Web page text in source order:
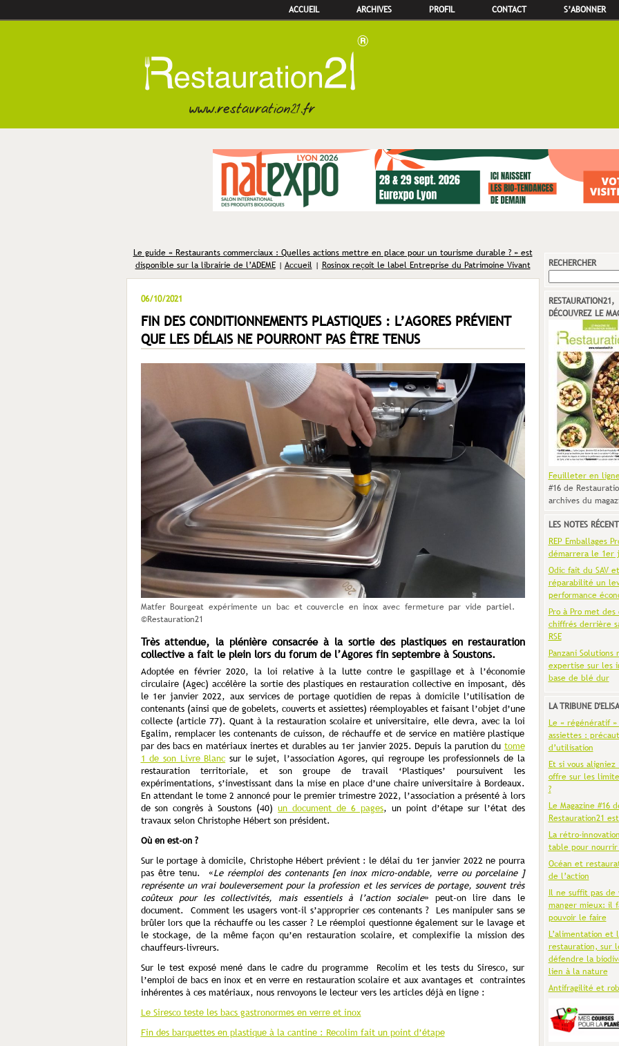
ACCUEIL ARCHIVES PROFIL CONTACT S’ABONNER
Le guide « Restaurants commerciaux : Quelles actions mettre en place pour un tourisme durable ? » est
disponible sur la librairie de l’ADEME| Accueil | Rosinox reçoit le label Entreprise du Patrimoine Vivant
06/10/2021
FIN DES CONDITIONNEMENTS PLASTIQUES : L’AGORES PRÉVIENT
QUE LES DÉLAIS NE POURRONT PAS ÊTRE TENUS
Matfer Bourgeat expérimente un bac et couvercle en inox avec fermeture par vide partiel.
©Restauration21
Très attendue, la plénière consacrée à la sortie des plastiques en restauration
collective a fait le plein lors du forum de l’Agores fin septembre à Soustons.
Adoptée en février 2020, la loi relative à la lutte contre le gaspillage et à l’économie
circulaire (Agec) accélère la sortie des plastiques en restauration collective en imposant, dès
le 1er janvier 2022, aux services de portage quotidien de repas à domicile l’utilisation de
contenants (ainsi que de gobelets, couverts et assiettes) réemployables et faisant l’objet d’une
collecte (article 77). Quant à la restauration scolaire et universitaire, elle devra, avec la loi
Egalim, remplacer les contenants de cuisson, de réchauffe et de service en matière plastique
par des bacs en matériaux inertes et durables au 1er janvier 2025. Depuis la parution du tome
1 de son Livre Blanc sur le sujet, l’association Agores, qui regroupe les professionnels de la
restauration territoriale, et son groupe de travail ‘Plastiques’ poursuivent les
expérimentations, s’investissant dans la mise en place d’une chaire universitaire à Bordeaux.
En attendant le tome 2 annoncé pour le premier trimestre 2022, l’association a présenté à lors
de son congrès à Soustons (40)un document de 6 pages, un point d’étape sur l’état des
travaux selon Christophe Hébert son président.
Où en est-on ?
Sur le portage à domicile, Christophe Hébert prévient : le délai du 1er janvier 2022 ne pourra
pas être tenu. «Le réemploi des contenants [en inox micro-ondable, verre ou porcelaine ]
représente un vrai bouleversement pour la profession et les services de portage, souvent très
coûteux pour les collectivités, mais essentiels à l’action sociale» peut-on lire dans le
document. Comment les usagers vont-il s’approprier ces contenants ? Les manipuler sans se
brûler lors que la réchauffe ou les casser ? Le réemploi questionne également sur le lavage et
le stockage, de la même façon qu’en restauration scolaire, et complexifie la mission des
chauffeurs-livreurs.
Sur le test exposé mené dans le cadre du programme Recolim et les tests du Siresco, sur
l’emploi de bacs en inox et en verre en restauration scolaire et aux avantages et contraintes
inhérentes à ces matériaux, nous renvoyons le lecteur vers les articles déjà en ligne :
Le Siresco teste les bacs gastronormes en verre et inox
Fin des barquettes en plastique à la cantine : Recolim fait un point d’étape
RECHERCHER
RESTAURATION21,
DÉCOUVREZ LE
Feuilleter en
#16 de
archives du
LES NOTES
REP Emballages
démarrera le 1er
Odic fait du SAV
réparabilité un
performance
Pro à Pro met
chiffrés derrière
RSE
Panzani Solutions
expertise sur les
base de blé dur
LA TRIBUNE
Le « régénératif »
assiettes :
d’utilisation
Et si vous aligniez
offre sur les
?
Le Magazine #16
Restauration21
La rétro-
table pour
Océan et
de l’action
Il ne suffit pas de
manger mieux: il
pouvoir le faire
L’alimentation et
restauration, sur
défendre la
lien à la nature
Antifragilité et